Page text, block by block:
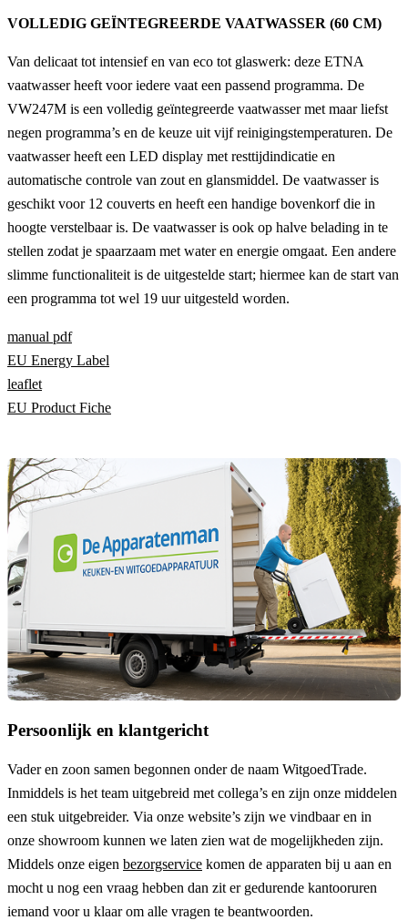
VOLLEDIG GEÏNTEGREERDE VAATWASSER (60 CM)
Van delicaat tot intensief en van eco tot glaswerk: deze ETNA
vaatwasser heeft voor iedere vaat een passend programma. De
VW247M is een volledig geïntegreerde vaatwasser met maar liefst
negen programma’s en de keuze uit vijf reinigingstemperaturen. De
vaatwasser heeft een LED display met resttijdindicatie en
automatische controle van zout en glansmiddel. De vaatwasser is
geschikt voor 12 couverts en heeft een handige bovenkorf die in
hoogte verstelbaar is. De vaatwasser is ook op halve belading in te
stellen zodat je spaarzaam met water en energie omgaat. Een andere
slimme functionaliteit is de uitgestelde start; hiermee kan de start van
een programma tot wel 19 uur uitgesteld worden.
manual pdf
EU Energy Label
leaflet
EU Product Fiche
Persoonlijk en klantgericht
Vader en zoon samen begonnen onder de naam WitgoedTrade.
Inmiddels is het team uitgebreid met collega’s en zijn onze middelen
een stuk uitgebreider. Via onze website’s zijn we vindbaar en in
onze showroom kunnen we laten zien wat de mogelijkheden zijn.
Middels onze eigen bezorgservice komen de apparaten bij u aan en
mocht u nog een vraag hebben dan zit er gedurende kantooruren
iemand voor u klaar om alle vragen te beantwoorden.